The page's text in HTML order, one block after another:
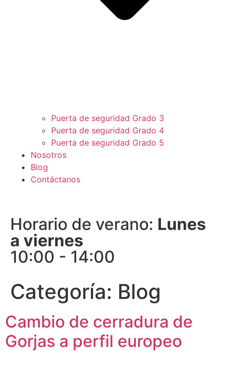
Puerta de seguridad Grado 3
Puerta de seguridad Grado 4
Puerta de seguridad Grado 5
Nosotros
Blog
Contáctanos
Horario de verano: Lunes
a viernes
10:00 - 14:00
Categoría: Blog
Cambio de cerradura de
Gorjas a perfil europeo